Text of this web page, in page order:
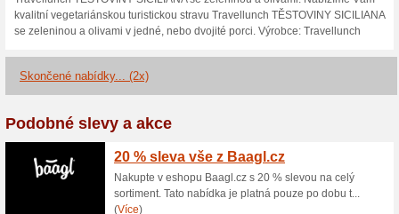
Pokračovat nawww.pro-
Získávejte upozornění na
kupóny do tohoto obchodu.